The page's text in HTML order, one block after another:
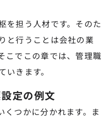
を担う人材です。そのた
と行うことは会社の業
こでこの章では、管理職
きます。
定の例文
くつかに分かれます。ま